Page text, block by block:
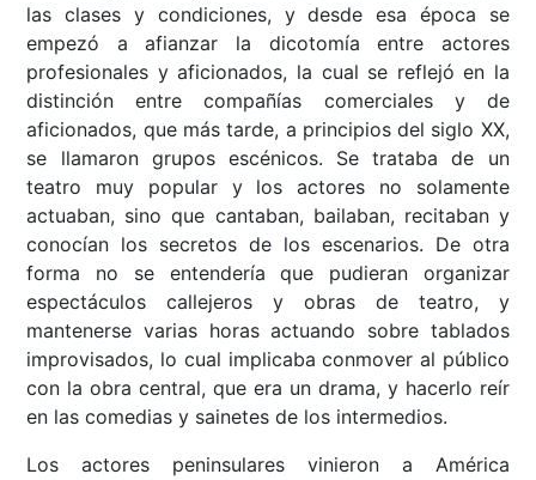
las clases y condiciones, y desde esa época se
empezó a afianzar la dicotomía entre actores
profesionales y aficionados, la cual se reflejó en la
distinción entre compañías comerciales y de
aficionados, que más tarde, a principios del siglo XX,
se llamaron grupos escénicos. Se trataba de un
teatro muy popular y los actores no solamente
actuaban, sino que cantaban, bailaban, recitaban y
conocían los secretos de los escenarios. De otra
forma no se entendería que pudieran organizar
espectáculos callejeros y obras de teatro, y
mantenerse varias horas actuando sobre tablados
improvisados, lo cual implicaba conmover al público
con la obra central, que era un drama, y hacerlo reír
en las comedias y sainetes de los intermedios.
Los actores peninsulares vinieron a América